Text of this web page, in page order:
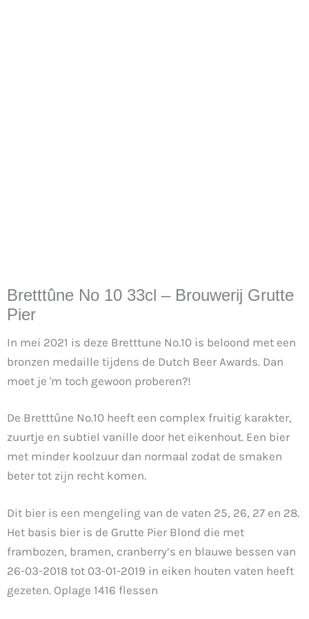
Bretttûne No 10 33cl – Brouwerij Grutte
Pier
In mei 2021 is deze Bretttune No.10 is beloond met een
bronzen medaille tijdens de Dutch Beer Awards. Dan
moet je 'm toch gewoon proberen?!
De Bretttûne No.10 heeft een complex fruitig karakter,
zuurtje en subtiel vanille door het eikenhout. Een bier
met minder koolzuur dan normaal zodat de smaken
beter tot zijn recht komen.
Dit bier is een mengeling van de vaten 25, 26, 27 en 28.
Het basis bier is de Grutte Pier Blond die met
frambozen, bramen, cranberry’s en blauwe bessen van
26-03-2018 tot 03-01-2019 in eiken houten vaten heeft
gezeten. Oplage 1416 flessen